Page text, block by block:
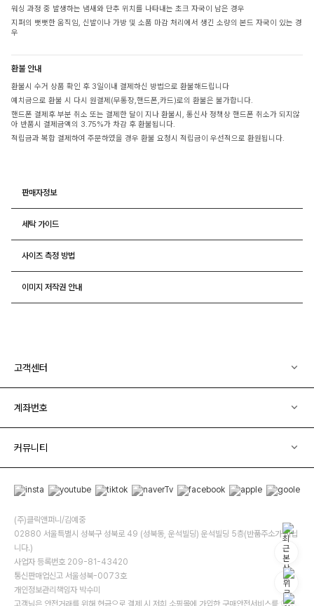
워싱 과정 중 발생하는 냄새와 단추 위치를 나타내는 초크 자국이 남은 경우
지퍼의 뻣뻣한 움직임, 신발이나 가방 및 소품 마감 처리에서 생긴 소량의 본드 자국이 있는 경
우
환불 안내
환불시 수거 상품 확인 후 3일이내 결제하신 방법으로 환불해드립니다
예치금으로 환불 시 다시 원결제(무통장,핸드폰,카드)로의 환불은 불가합니다.
핸드폰 결제후 부분 취소 또는 결제한 달이 지나 환불시, 통신사 정책상 핸드폰 취소가 되지않
아 반품시 결제금액의 3.75%가 차감 후 환불됩니다.
적립금과 복합 결제하여 주문하였을 경우 환불 요청시 적립금이 우선적으로 환원됩니다.
판매자정보
세탁 가이드
사이즈 측정 방법
이미지 저작권 안내
고객센터
계좌번호
커뮤니티
(주)클릭앤퍼니/김예중
02880 서울특별시 성북구 성북로 49 (성북동, 운석빌딩) 운석빌딩 5층(반품주소가 아닙
니다.)
사업자 등록번호 209-81-43420
통신판매업신고 서울성북-0073호
개인정보관리책임자 박수미
고객님은 안전거래를 위해 현금으로 결제 시 저희 소핑몰에 가입한 구매안전서비스를 이용